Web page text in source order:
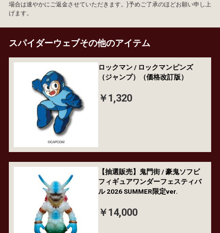
場合は速やかにご返金させていただきます。)予めご了承のほどお願い申し上
げます。
スパイダーウェブその他のアイテム
ロックマン / ロックマンピンズ
（ジャンプ）（価格改訂版）
￥1,320
【抽選販売】鬼門街 / 豪鬼ソフビ
フィギュアワンダーフェスティバ
ル 2026 SUMMER限定ver.
￥14,000